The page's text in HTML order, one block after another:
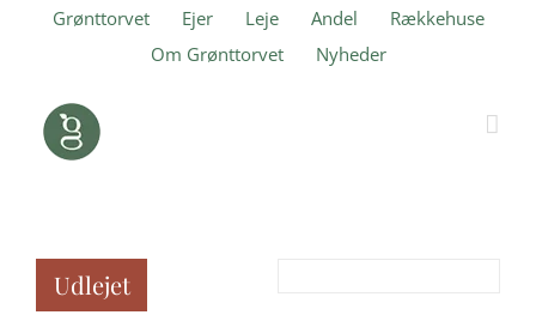
Grønttorvet Ejer Leje Andel
Rækkehuse
Om Grønttorvet
Nyheder
Udlejet